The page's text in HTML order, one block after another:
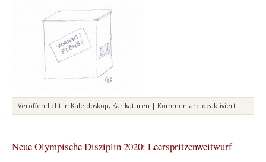
Veröffentlicht in Kaleidoskop, Karikaturen | Kommentare deaktiviertfür
Auch
Neue Olympische Disziplin 2020: Leerspritzenweitwurf